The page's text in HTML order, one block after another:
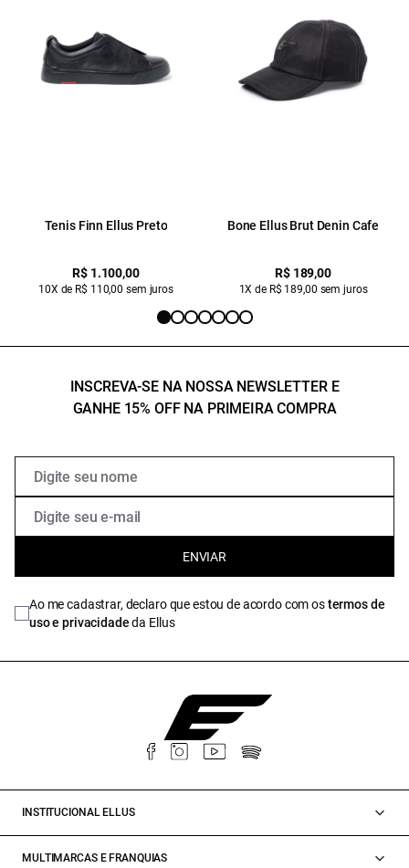
Tenis Finn Ellus Preto
R$ 1.100,00
10X de R$ 110,00 sem juros
Bone Ellus Brut Denin Cafe
R$ 189,00
1X de R$ 189,00 sem juros
INSCREVA-SE NA NOSSA NEWSLETTER E
GANHE 15% OFF NA PRIMEIRA COMPRA
ENVIAR
Ao me cadastrar, declaro que estou de acordo com ostermos de
uso e privacidadeda Ellus
INSTITUCIONAL ELLUS
MULTIMARCAS E FRANQUIAS